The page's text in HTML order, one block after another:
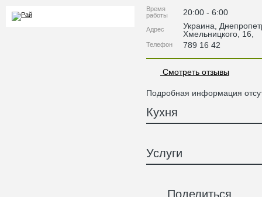
Время
работы
20:00 - 6:00
Адрес Украина
Хмельницкого, 16
Телефон 789 16 42
Смотреть отзывы
Подробная информация
Кухня
Услуги
Поделиться